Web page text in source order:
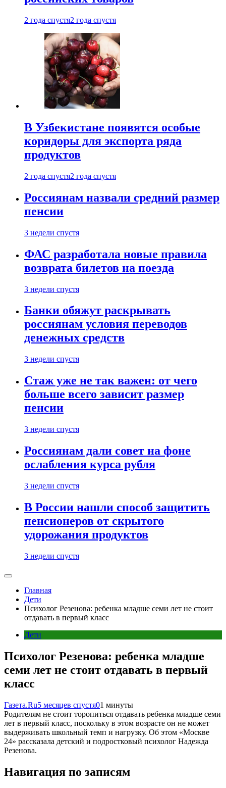
2 года спустя2 года спустя
В Узбекистане появятся особые
коридоры для экспорта ряда
продуктов
2 года спустя2 года спустя
Россиянам назвали средний размер
пенсии
3 недели спустя
ФАС разработала новые правила
возврата билетов на поезда
3 недели спустя
Банки обяжут раскрывать
россиянам условия переводов
денежных средств
3 недели спустя
Стаж уже не так важен: от чего
больше всего зависит размер
пенсии
3 недели спустя
Россиянам дали совет на фоне
ослабления курса рубля
3 недели спустя
В России нашли способ защитить
пенсионеров от скрытого
удорожания продуктов
3 недели спустя
Главная
Дети
Психолог Резенова: ребенка младше семи лет не стоит
отдавать в первый класс
Дети
Психолог Резенова: ребенка младше
семи лет не стоит отдавать в первый
класс
Газета.Ru5 месяцев спустя01 минуты
Родителям не стоит торопиться отдавать ребенка младше семи
лет в первый класс, поскольку в этом возрасте он не может
выдерживать школьный темп и нагрузку. Об этом «Москве
24» рассказала детский и подростковый психолог Надежда
Резенова.
Навигация по записям